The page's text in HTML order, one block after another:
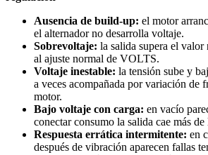
Ausencia de build-up: el motor
el alternador no desarrolla voltaje.
Sobrevoltaje: la salida supera el
al ajuste normal de VOLTS.
Voltaje inestable: la tensión sube y
a veces acompañada por variación de
motor.
Bajo voltaje con carga: en vacío
conectar consumo la salida cae más de
Respuesta errática intermitente: en
después de vibración aparecen fallas